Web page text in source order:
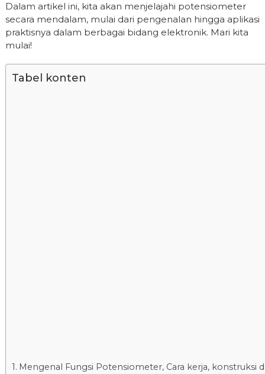
Dalam artikel ini, kita akan menjelajahi potensiometer
secara mendalam, mulai dari pengenalan hingga aplikasi
praktisnya dalam berbagai bidang elektronik. Mari kita
mulai!
Tabel konten
Mengenal Fungsi Potensiometer, Cara kerja, konstruksi